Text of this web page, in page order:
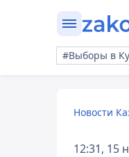
#Выборы в
Новости
12:31, 15